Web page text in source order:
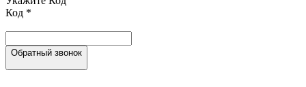
Код *
Обратный звонок